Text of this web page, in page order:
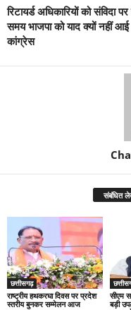
रिटायर्ड अधिकारियों को संविदा
समय भाजपा को याद क्यों नहीं
कांग्रेस
संबंधित
छत्तीसगढ़
राष्ट्रीय हथकरघा दिवस पर प्रदेश
स्तरीय बुनकर सम्मेलन आज
सीएम
बड़ी